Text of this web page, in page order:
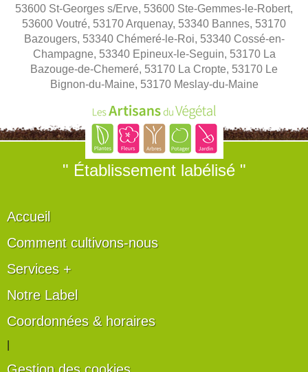
53600 St-Georges s/Erve, 53600 Ste-Gemmes-le-Robert,
53600 Voutré, 53170 Arquenay, 53340 Bannes, 53170
Bazougers, 53340 Chémeré-le-Roi, 53340 Cossé-en-
Champagne, 53340 Epineux-le-Seguin, 53170 La
Bazouge-de-Chemeré, 53170 La Cropte, 53170 Le
Bignon-du-Maine, 53170 Meslay-du-Maine
" Établissement labélisé "
Accueil
Comment cultivons-nous
Services +
Notre Label
Coordonnées & horaires